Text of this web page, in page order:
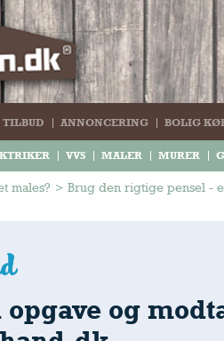
TILBUD ANNONCERING BOLIG
VVS MALER MURER
males? > Brug den rigtige pensel -
og